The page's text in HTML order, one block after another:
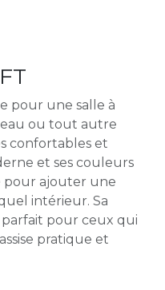
pour une salle à
ou tout autre
confortables et
et ses couleurs
pour ajouter une
intérieur. Sa
pour ceux qui
pratique et